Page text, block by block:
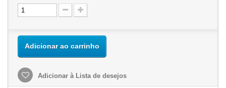
Adicionar ao carrinho
Adicionar à Lista de desejos